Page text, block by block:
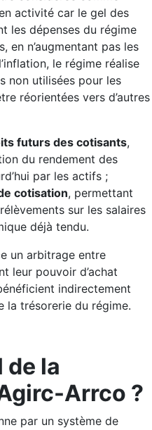
activité car le gel des
les dépenses du régime
en n’augmentant pas les
le régime réalise
non utilisées pour les
réorientées vers d’autres
futurs des cotisants,
du rendement des
par les actifs ;
cotisation, permettant
sur les salaires
déjà tendu.
un arbitrage entre
leur pouvoir d’achat
indirectement
la trésorerie du régime.
de la
Arrco ?
par un système de